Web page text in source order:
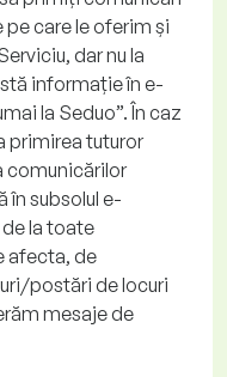
care le oferim și
dar nu la
informație în e-
la Seduo”. În caz
primirea tuturor
comunicărilor
în subsolul e-
la toate
afecta, de
postări de locuri
mesaje de